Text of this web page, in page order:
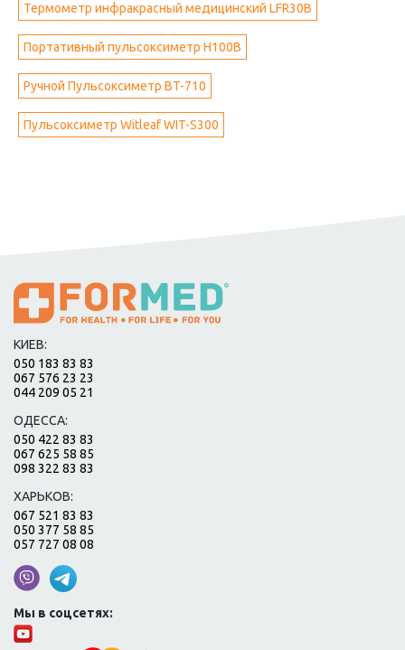
Термометр инфракрасный медицинский LFR30B
Портативный пульсоксиметр H100B
Ручной Пульсоксиметр BT-710
Пульсоксиметр Witleaf WIT-S300
КИЕВ:
050 183 83 83
067 576 23 23
044 209 05 21
ОДЕССА:
050 422 83 83
067 625 58 85
098 322 83 83
ХАРЬКОВ:
067 521 83 83
050 377 58 85
057 727 08 08
Мы в соцсетях: